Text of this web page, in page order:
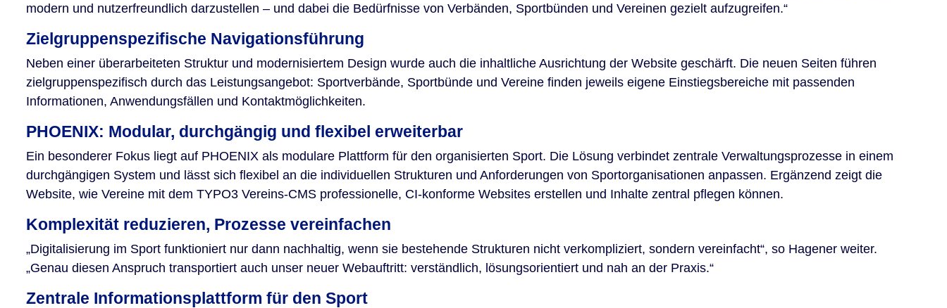
modern und nutzerfreundlich darzustellen – und dabei die Bedürfnisse von Verbänden, Sportbünden und Vereinen gezielt aufzugreifen.“
Zielgruppenspezifische Navigationsführung
Neben einer überarbeiteten Struktur und modernisiertem Design wurde auch die inhaltliche Ausrichtung der Website geschärft. Die neuen Seiten führen
zielgruppenspezifisch durch das Leistungsangebot: Sportverbände, Sportbünde und Vereine finden jeweils eigene Einstiegsbereiche mit passenden
Informationen, Anwendungsfällen und Kontaktmöglichkeiten.
PHOENIX: Modular, durchgängig und flexibel erweiterbar
Ein besonderer Fokus liegt auf PHOENIX als modulare Plattform für den organisierten Sport. Die Lösung verbindet zentrale Verwaltungsprozesse in einem
durchgängigen System und lässt sich flexibel an die individuellen Strukturen und Anforderungen von Sportorganisationen anpassen. Ergänzend zeigt die
Website, wie Vereine mit dem TYPO3 Vereins-CMS professionelle, CI-konforme Websites erstellen und Inhalte zentral pflegen können.
Komplexität reduzieren, Prozesse vereinfachen
„Digitalisierung im Sport funktioniert nur dann nachhaltig, wenn sie bestehende Strukturen nicht verkompliziert, sondern vereinfacht“, so Hagener weiter.
„Genau diesen Anspruch transportiert auch unser neuer Webauftritt: verständlich, lösungsorientiert und nah an der Praxis.“
Zentrale Informationsplattform für den Sport